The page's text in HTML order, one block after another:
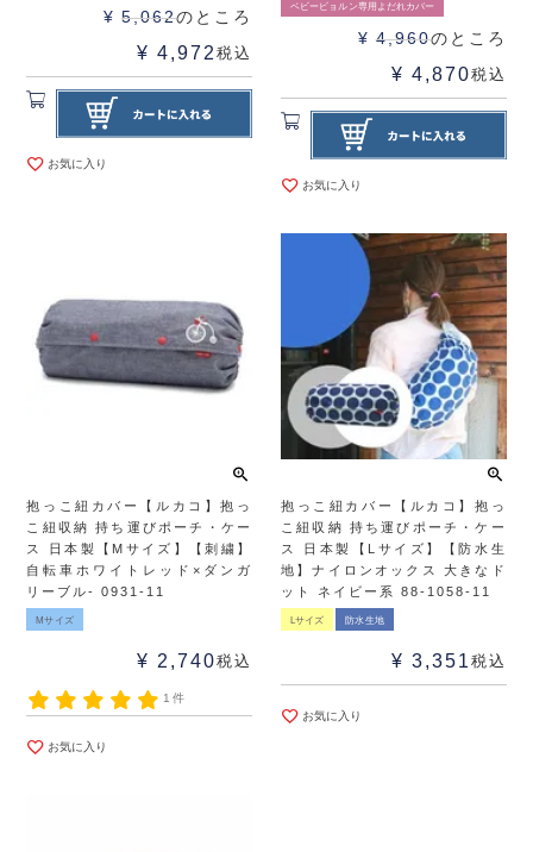
¥ 5,062のところ
¥ 4,972 税込
お気に入り
ベビービョルン専用よだれカバー
¥ 4,960のところ
¥ 4,870税込
お気に入り
抱っこ紐カバー【ルカコ】抱っ
こ紐収納 持ち運びポーチ・ケー
ス 日本製【Mサイズ】【刺繍】
自転車ホワイトレッド×ダンガ
リーブル- 0931-11
Mサイズ
¥ 2,740税込
1件
お気に入り
抱っこ紐カバー【ルカコ】抱っ
こ紐収納 持ち運びポーチ・ケー
ス 日本製【Lサイズ】【防水生
地】ナイロンオックス 大きなド
ット ネイビー系 88-1058-11
Lサイズ 防水生地
¥ 3,351 税込
お気に入り